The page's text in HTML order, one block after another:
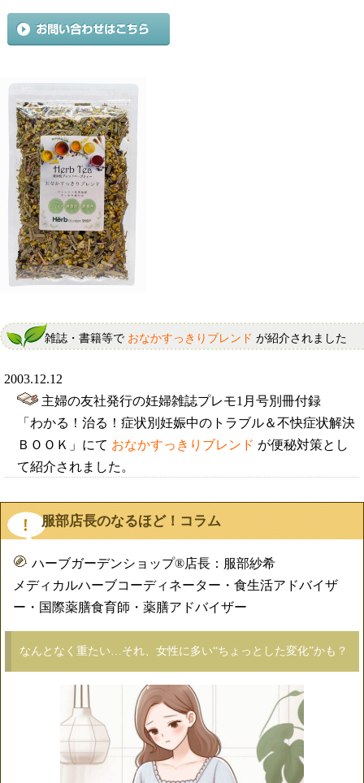
雑誌・書籍等で おなかすっきりブレンド が紹介されました
2003.12.12
主婦の友社発行の妊婦雑誌プレモ1月号別冊付録
「わかる！治る！症状別妊娠中のトラブル＆不快症状解決
ＢＯＯＫ」にて おなかすっきりブレンド が便秘対策とし
て紹介されました。
服部店長のなるほど！コラム
ハーブガーデンショップ®店長：服部紗希
メディカルハーブコーディネーター・食生活アドバイザ
ー・国際薬膳食育師・薬膳アドバイザー
なんとなく重たい…それ、女性に多い“ちょっとした変化”かも？